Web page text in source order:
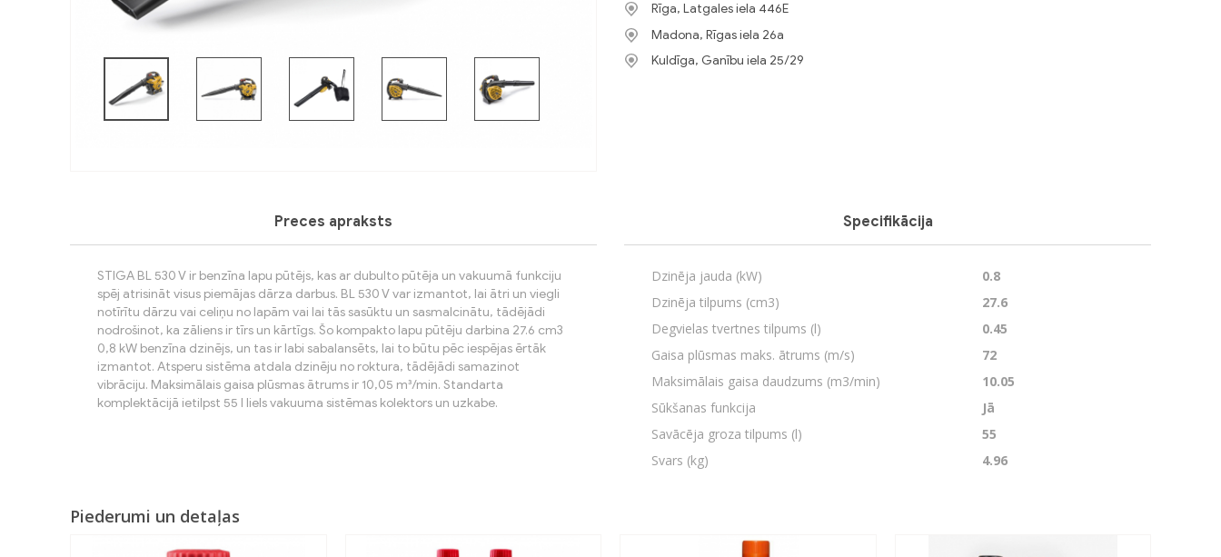
Rīga, Latgales iela 446E
Madona, Rīgas iela 26a
Kuldīga, Ganību iela 25/29
Preces apraksts
STIGA BL 530 V ir benzīna lapu pūtējs, kas ar dubulto pūtēja un vakuumā funkciju
spēj atrisināt visus piemājas dārza darbus. BL 530 V var izmantot, lai ātri un viegli
notīrītu dārzu vai celiņu no lapām vai lai tās sasūktu un sasmalcinātu, tādējādi
nodrošinot, ka zāliens ir tīrs un kārtīgs. Šo kompakto lapu pūtēju darbina 27.6 cm3
0,8 kW benzīna dzinējs, un tas ir labi sabalansēts, lai to būtu pēc iespējas ērtāk
izmantot. Atsperu sistēma atdala dzinēju no roktura, tādējādi samazinot
vibrāciju. Maksimālais gaisa plūsmas ātrums ir 10,05 m³/min. Standarta
komplektācijā ietilpst 55 l liels vakuuma sistēmas kolektors un uzkabe.
Specifikācija
Dzinēja jauda (kW)
0.8
Dzinēja tilpums (cm3)
27.6
Degvielas tvertnes tilpums (l)
0.45
Gaisa plūsmas maks. ātrums (m/s)
72
Maksimālais gaisa daudzums (m3/min)
10.05
Sūkšanas funkcija
Jā
Savācēja groza tilpums (l)
55
Svars (kg)
4.96
Piederumi un detaļas